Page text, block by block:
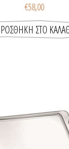
€58,00